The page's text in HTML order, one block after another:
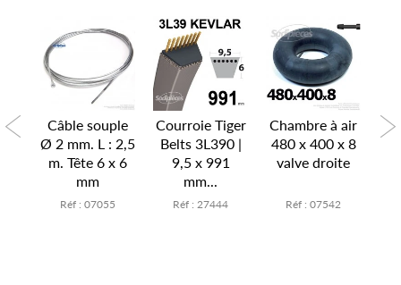
Câble souple
Ø 2 mm. L : 2,5
m. Tête 6 x 6
mm
Réf : 07055
Courroie Tiger
Belts 3L390 |
9,5 x 991
mm...
Réf : 27444
Chambre à air
480 x 400 x 8
valve droite
Réf : 07542